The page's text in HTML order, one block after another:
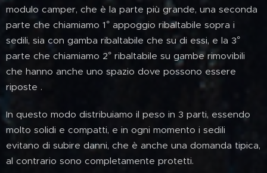
modulo camper, che è la parte più grande, una seconda
parte che chiamiamo 1° appoggio ribaltabile sopra i
sedili, sia con gamba ribaltabile che su di essi, e la 3°
parte che chiamiamo 2° ribaltabile su gambe rimovibili
che hanno anche uno spazio dove possono essere
riposte .
In questo modo distribuiamo il peso in 3 parti, essendo
molto solidi e compatti, e in ogni momento i sedili
evitano di subire danni, che è anche una domanda tipica,
al contrario sono completamente protetti.